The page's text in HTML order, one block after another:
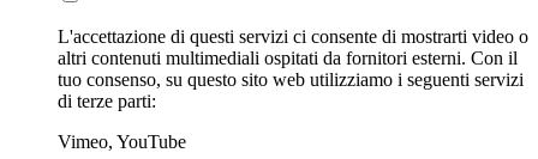
L'accettazione di questi servizi ci consente di mostrarti video o
altri contenuti multimediali ospitati da fornitori esterni. Con il
tuo consenso, su questo sito web utilizziamo i seguenti servizi
di terze parti:
Vimeo, YouTube